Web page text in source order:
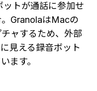
ットが通話に参加せ
GranolaはMacの
ャするため、外部
見える録音ボット
ます。